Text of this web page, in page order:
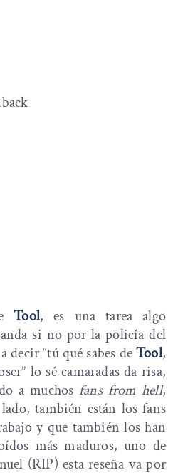
Tool, es una tarea algo
si no por la policía del
decir “tú qué sabes deTool,
lo sé camaradas da risa,
a muchosfans from hell,
también están los fans
y que también los han
más maduros, uno de
(RIP) esta reseña va por